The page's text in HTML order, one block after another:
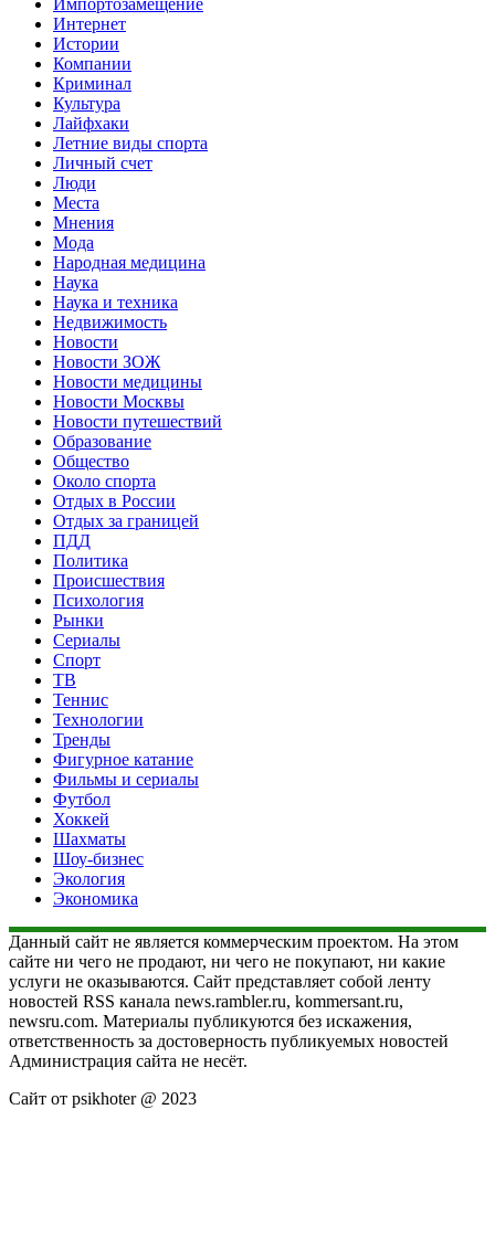
Импортозамещение
Интернет
Истории
Компании
Криминал
Культура
Лайфхаки
Летние виды спорта
Личный счет
Люди
Места
Мнения
Мода
Народная медицина
Наука
Наука и техника
Недвижимость
Новости
Новости ЗОЖ
Новости медицины
Новости Москвы
Новости путешествий
Образование
Общество
Около спорта
Отдых в России
Отдых за границей
ПДД
Политика
Происшествия
Психология
Рынки
Сериалы
Спорт
ТВ
Теннис
Технологии
Тренды
Фигурное катание
Фильмы и сериалы
Футбол
Хоккей
Шахматы
Шоу-бизнес
Экология
Экономика
Данный сайт не является коммерческим проектом. На этом
сайте ни чего не продают, ни чего не покупают, ни какие
услуги не оказываются. Сайт представляет собой ленту
новостей RSS канала news.rambler.ru, kommersant.ru,
newsru.com. Материалы публикуются без искажения,
ответственность за достоверность публикуемых новостей
Администрация сайта не несёт.
Сайт от psikhoter @ 2023